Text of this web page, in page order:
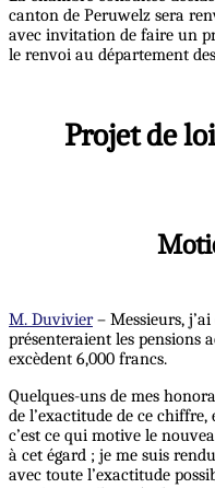
canton de Peruwelz sera
avec invitation de faire un
le renvoi au département
Projet de
M. Duvivier– Messieurs,
présenteraient les pensions
excèdent 6,000 francs.
Quelques-uns de mes
de l’exactitude de ce
c’est ce qui motive le
à cet égard ; je me suis
avec toute l’exactitude